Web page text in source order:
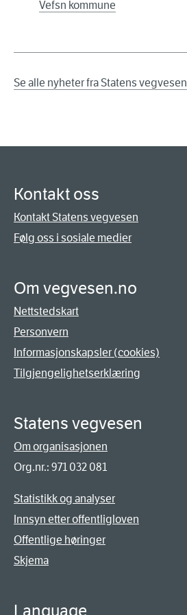
Vefsn kommune
Se alle nyheter fra Statens vegvesen
Kontakt oss
Kontakt Statens vegvesen
Følg oss i sosiale medier
Om vegvesen.no
Nettstedskart
Personvern
Informasjonskapsler (cookies)
Tilgjengelighetserklæring
Statens vegvesen
Om organisasjonen
Org.nr.: 971 032 081
Statistikk og analyser
Innsyn etter offentligloven
Offentlige høringer
Skjema